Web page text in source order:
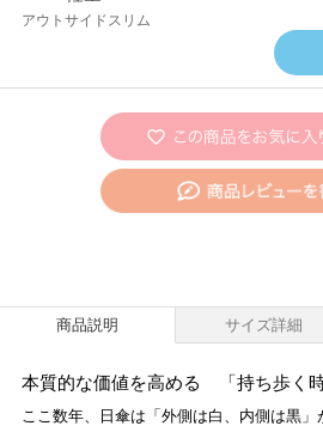
アウトサイドスリム
商品説明 サイズ詳細
本質的な価値を高める 「持ち歩く時
ここ数年、日傘は「外側は白、内側は黒」